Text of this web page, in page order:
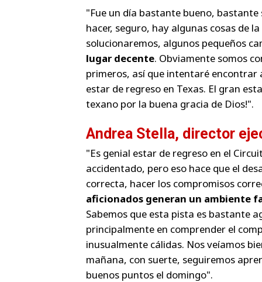
"Fue un día bastante bueno,
hacer, seguro, hay algunas cosas de
solucionaremos, algunos pequeños
lugar decente. Obviamente somos
primeros, así que intentaré encontrar
estar de regreso en Texas. El gran
texano por la buena gracia de Dios!".
Andrea Stella, director
"Es genial estar de regreso en el
accidentado, pero eso hace que el
correcta, hacer los compromisos
aficionados generan un ambiente
Sabemos que esta pista es bastante
principalmente en comprender el
inusualmente cálidas. Nos veíamos
mañana, con suerte, seguiremos
buenos puntos el domingo".